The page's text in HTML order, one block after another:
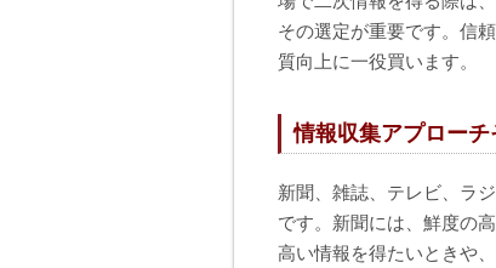
その選定が重要です。信
質向上に一役買います。
情報収集アプローチ
新聞、雑誌、テレビ、ラ
です。新聞には、鮮度の
高い情報を得たいときや